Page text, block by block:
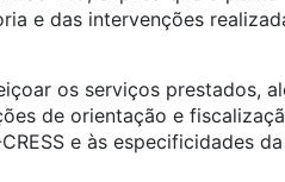
e das intervenções
os serviços prestados,
de orientação e
e às especificidades